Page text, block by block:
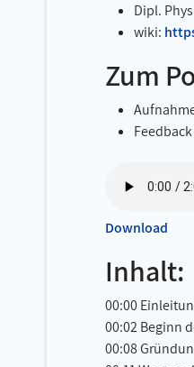
Dipl.
wiki:
Zum
Download
Inhalt:
00:00
00:02 Beginn
00:08